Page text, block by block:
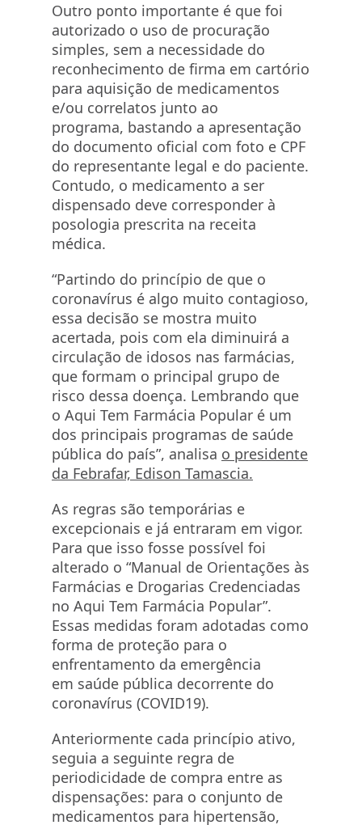
Outro ponto importante é que foi
autorizado o uso de procuração
simples, sem a necessidade do
reconhecimento de firma em cartório
para aquisição de medicamentos
e/ou correlatos junto ao
programa, bastando a apresentação
do documento oficial com foto e CPF
do representante legal e do paciente.
Contudo, o medicamento a ser
dispensado deve corresponder à
posologia prescrita na receita
médica.
“Partindo do princípio de que o
coronavírus é algo muito contagioso,
essa decisão se mostra muito
acertada, pois com ela diminuirá a
circulação de idosos nas farmácias,
que formam o principal grupo de
risco dessa doença. Lembrando que
o Aqui Tem Farmácia Popular é um
dos principais programas de saúde
pública do país”, analisa o presidente
da Febrafar, Edison Tamascia.
As regras são temporárias e
excepcionais e já entraram em vigor.
Para que isso fosse possível foi
alterado o “Manual de Orientações às
Farmácias e Drogarias Credenciadas
no Aqui Tem Farmácia Popular”.
Essas medidas foram adotadas como
forma de proteção para o
enfrentamento da emergência
em saúde pública decorrente do
coronavírus (COVID19).
Anteriormente cada princípio ativo,
seguia a seguinte regra de
periodicidade de compra entre as
dispensações: para o conjunto de
medicamentos para hipertensão,